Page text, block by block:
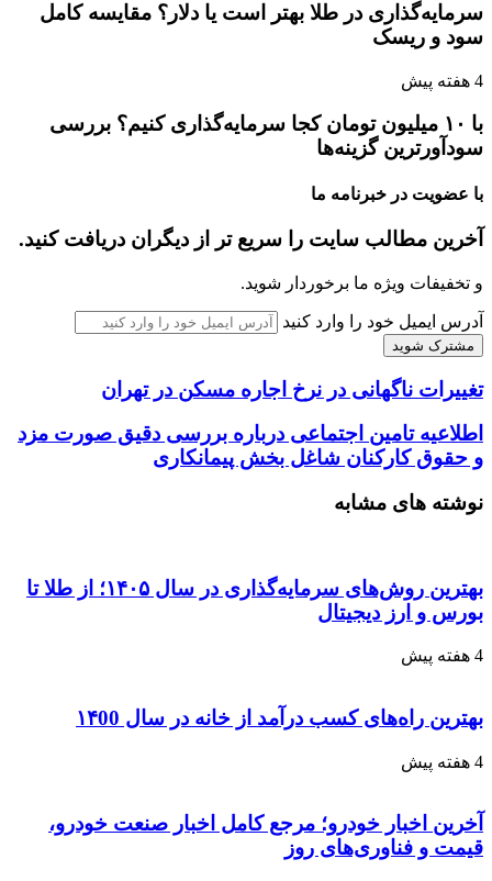
سرمایه‌گذاری در طلا بهتر است یا دلار؟ مقایسه کامل
سود و ریسک
4 هفته پیش
با ۱۰ میلیون تومان کجا سرمایه‌گذاری کنیم؟ بررسی
سودآورترین گزینه‌ها
با عضویت در خبرنامه ما
آخرین مطالب سایت را سریع تر از دیگران دریافت کنید.
و تخفیفات ویژه ما برخوردار شوید.
آدرس ایمیل خود را وارد کنید
تغییرات ناگهانی در نرخ اجاره مسکن در تهران
اطلاعیه تامین اجتماعی درباره بررسی دقیق صورت مزد
و حقوق کارکنان شاغل بخش پیمانکاری
نوشته های مشابه
بهترین روش‌های سرمایه‌گذاری در سال ۱۴۰۵؛ از طلا تا
بورس و ارز دیجیتال
4 هفته پیش
بهترین راه‌های کسب درآمد از خانه در سال ۱۴00
4 هفته پیش
آخرین اخبار خودرو؛ مرجع کامل اخبار صنعت خودرو،
قیمت و فناوری‌های روز